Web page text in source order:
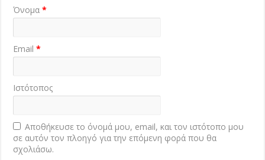
Όνομα*
Email*
Ιστότοπος
Αποθήκευσε το όνομά μου, email, και τον ιστότοπο μου
σε αυτόν τον πλοηγό για την επόμενη φορά που θα
σχολιάσω.